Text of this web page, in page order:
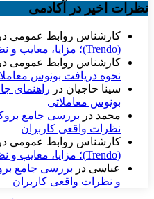
نظرات اخیر در آکادمی
کارشناس روابط عمومی در
(Trendo)؛ مزایا، معایب و نظرات واقعی کاربران
کارشناس روابط عمومی در
نحوه دریافت بونوس
سینا حاجیان در راهنمای
بونوس معاملاتی
محمد در
نظرات واقعی کاربران
کارشناس روابط عمومی در
(Trendo)؛ مزایا، معایب و نظرات واقعی کاربران
عباسی در
و نظرات واقعی کاربران